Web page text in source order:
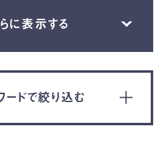
に表示する
ードで絞り込む